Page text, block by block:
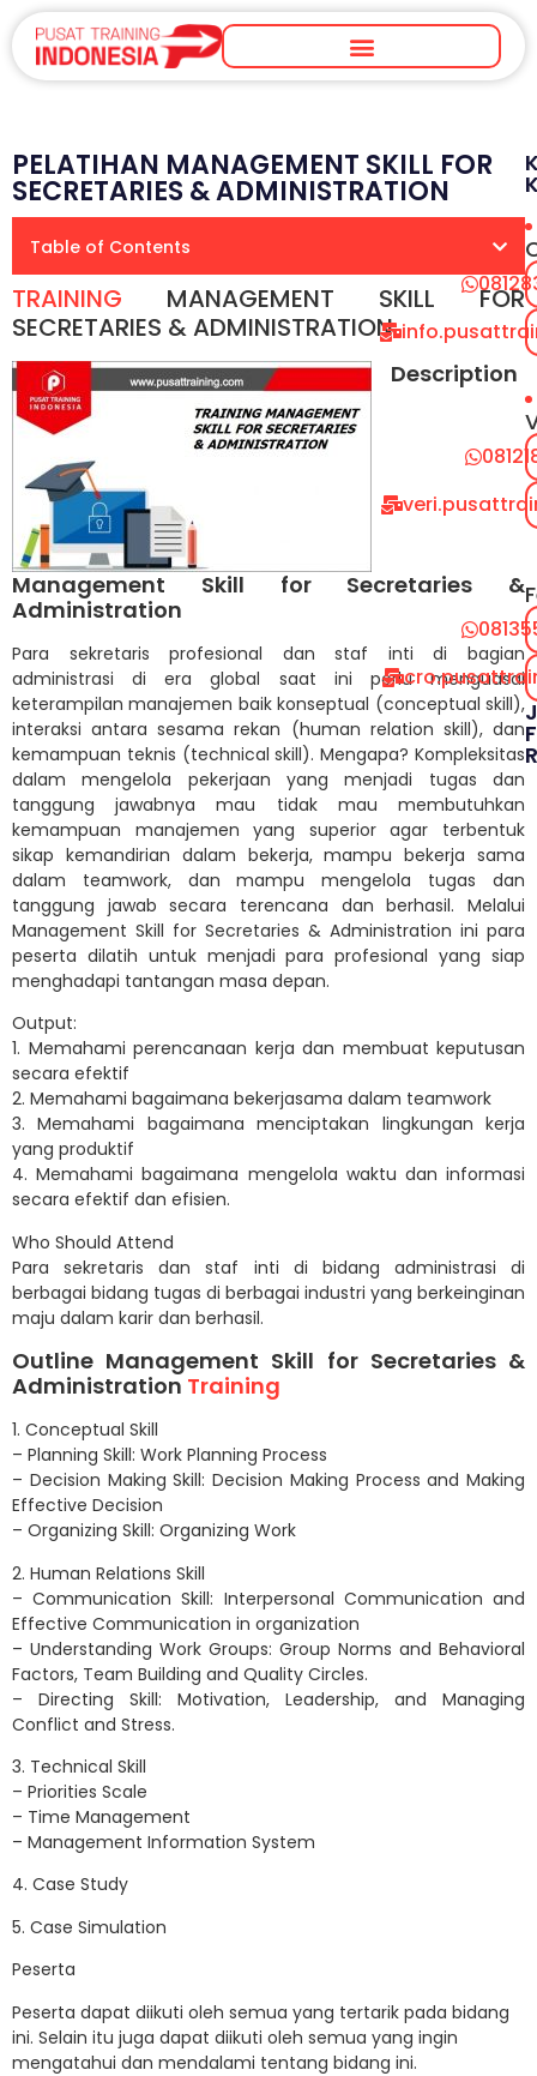
PELATIHAN MANAGEMENT SKILL FOR
SECRETARIES & ADMINISTRATION
Table of Contents
TRAINING MANAGEMENT SKILL FOR
SECRETARIES & ADMINISTRATION
Description
Management Skill for Secretaries &
Administration
Para sekretaris profesional dan staf inti di bagian
administrasi di era global saat ini perlu menguasai
keterampilan manajemen baik konseptual (conceptual skill),
interaksi antara sesama rekan (human relation skill), dan
kemampuan teknis (technical skill). Mengapa? Kompleksitas
dalam mengelola pekerjaan yang menjadi tugas dan
tanggung jawabnya mau tidak mau membutuhkan
kemampuan manajemen yang superior agar terbentuk
sikap kemandirian dalam bekerja, mampu bekerja sama
dalam teamwork, dan mampu mengelola tugas dan
tanggung jawab secara terencana dan berhasil. Melalui
Management Skill for Secretaries & Administration ini para
peserta dilatih untuk menjadi para profesional yang siap
menghadapi tantangan masa depan.
Output:
1. Memahami perencanaan kerja dan membuat keputusan
secara efektif
2. Memahami bagaimana bekerjasama dalam teamwork
3. Memahami bagaimana menciptakan lingkungan kerja
yang produktif
4. Memahami bagaimana mengelola waktu dan informasi
secara efektif dan efisien.
Who Should Attend
Para sekretaris dan staf inti di bidang administrasi di
berbagai bidang tugas di berbagai industri yang berkeinginan
maju dalam karir dan berhasil.
Outline Management Skill for Secretaries &
Administration Training
1. Conceptual Skill
– Planning Skill: Work Planning Process
– Decision Making Skill: Decision Making Process and Making
Effective Decision
– Organizing Skill: Organizing Work
2. Human Relations Skill
– Communication Skill: Interpersonal Communication and
Effective Communication in organization
– Understanding Work Groups: Group Norms and Behavioral
Factors, Team Building and Quality Circles.
– Directing Skill: Motivation, Leadership, and Managing
Conflict and Stress.
3. Technical Skill
– Priorities Scale
– Time Management
– Management Information System
4. Case Study
5. Case Simulation
Peserta
Peserta dapat diikuti oleh semua yang tertarik pada bidang
ini. Selain itu juga dapat diikuti oleh semua yang ingin
mengatahui dan mendalami tentang bidang ini.